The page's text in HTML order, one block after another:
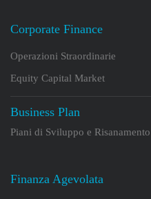
Corporate Finance
Operazioni Straordinarie
Equity Capital Market
Business Plan
Piani di Sviluppo e Risanamento
Finanza Agevolata